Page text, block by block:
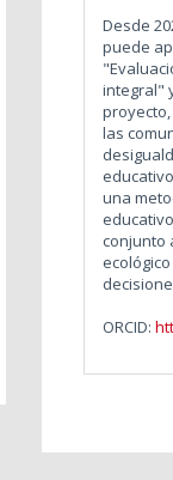
Desde
puede
integral"
las
una
conjunto
ORCID: